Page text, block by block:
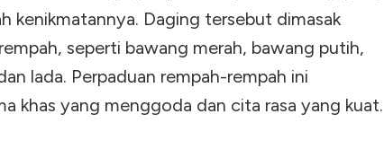
kenikmatannya. Daging tersebut dimasak
seperti bawang merah, bawang putih,
lada. Perpaduan rempah-rempah ini
khas yang menggoda dan cita rasa yang kuat.